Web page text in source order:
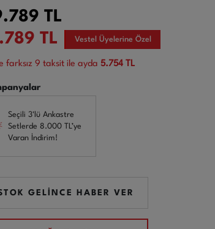
TL
TL Vestel Üyelerine Özel
farksız 9 taksit ile ayda 5.754 TL
Seçili 3'lü Ankastre
Setlerde 8.000 TL’ye
Varan İndirim!
GELİNCE HABER VER